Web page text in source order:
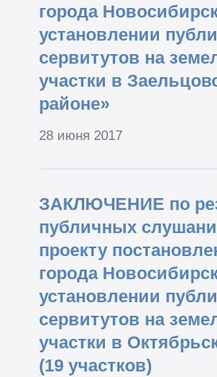
города
установлении
сервитутов на
участки в
районе»
28 июня 2017
ЗАКЛЮЧЕНИЕ по
публичных
проекту
города
установлении
сервитутов на
участки в
(19 участков)